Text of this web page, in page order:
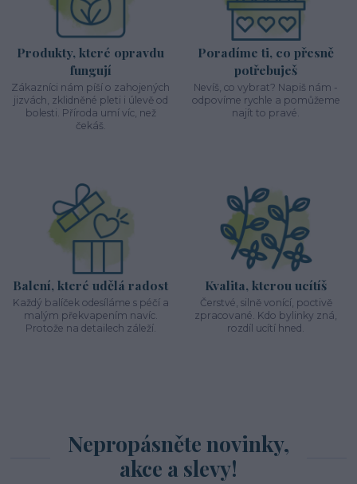
Produkty, které opravdu
fungují
Zákazníci nám píší o zahojených
jizvách, zklidněné pleti i úlevě od
bolesti. Příroda umí víc, než
čekáš.
Poradíme ti, co přesně
potřebuješ
Nevíš, co vybrat? Napiš nám -
odpovíme rychle a pomůžeme
najít to pravé.
Balení, které udělá radost
Každý balíček odesíláme s péčí a
malým překvapením navíc.
Protože na detailech záleží.
Kvalita, kterou ucítíš
Čerstvé, silně vonící, poctivě
zpracované. Kdo bylinky zná,
rozdíl ucítí hned.
Nepropásněte novinky,
akce a slevy!